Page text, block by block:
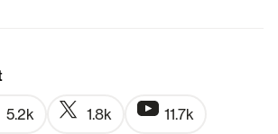
5.2k 1.8k 11.7k